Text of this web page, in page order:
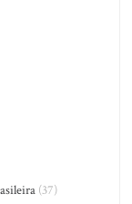
(37)